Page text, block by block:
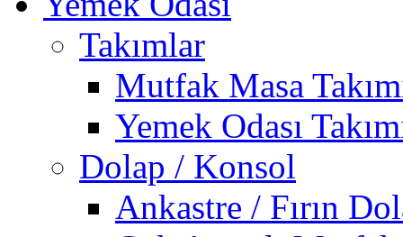
Takımlar
Mutfak Masa
Yemek Odası
Dolap / Konsol
Ankastre / Fırın